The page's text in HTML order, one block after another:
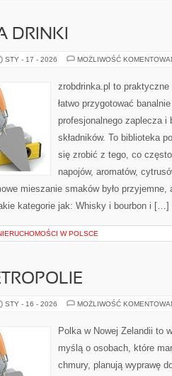
DRINKI
STY - 17 - 2026 MOŻLIWOŚĆ
zrobdrinka.pl to
łatwo przygotować
profesjonalnego zaplecza i
składników. To biblioteka
się zrobić z tego, co
napojów, aromatów,
mieszanie smaków było przyjemne,
kategorie jak: Whisky i bourbon i […]
W POLSCE
STY - 16 - 2026 MOŻLIWOŚĆ
Polka w Nowej Zelandii to
myślą o osobach, które
chmury, planują wyprawę